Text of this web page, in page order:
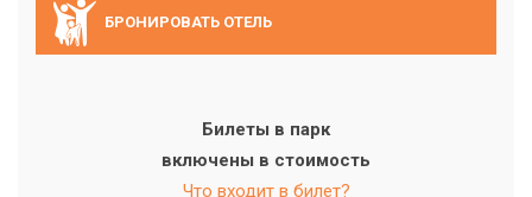
БРОНИРОВАТЬ ОТЕЛЬ
Билеты в парк
включены в стоимость
Что входит в билет?